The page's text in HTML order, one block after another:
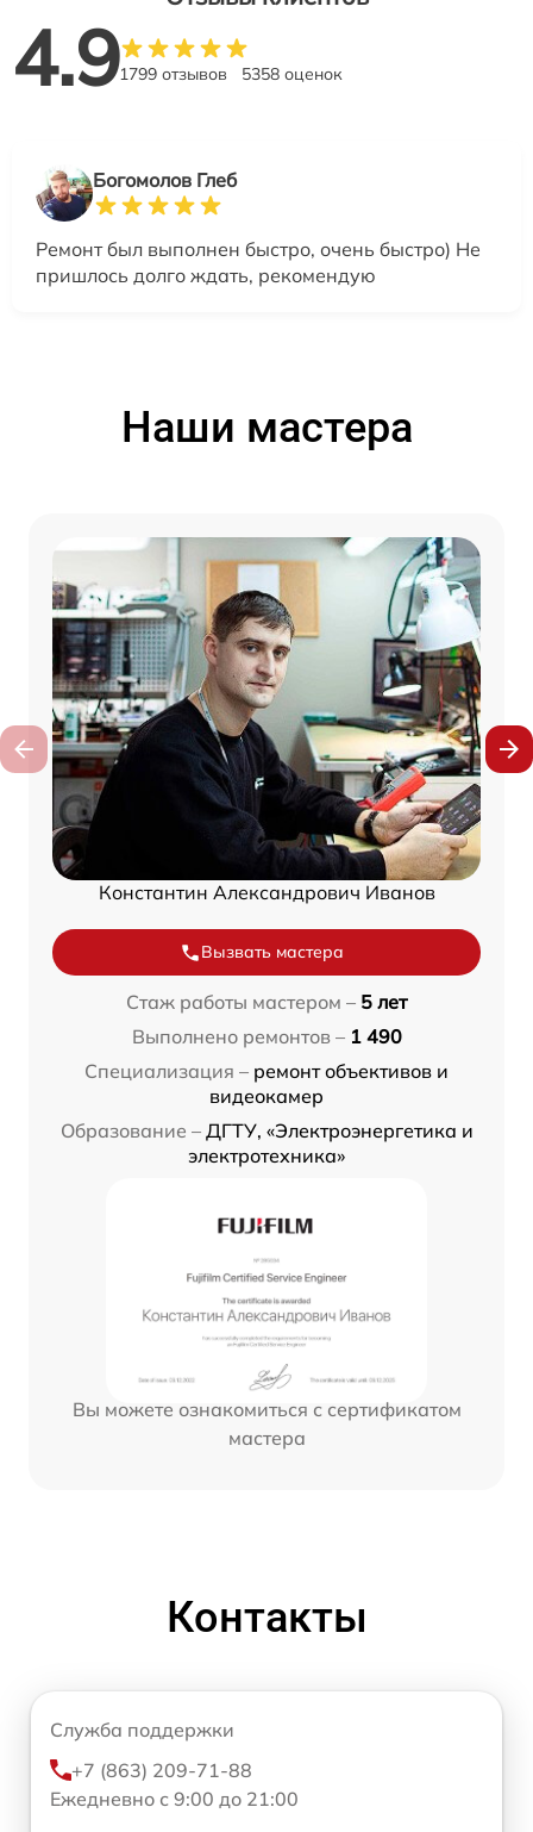
4.91799 отзывов 5358 оценок
Богомолов Глеб
Ремонт был выполнен быстро, очень быстро) Не
пришлось долго ждать, рекомендую
Наши мастера
Константин Александрович Иванов
Вызвать мастера
Стаж работы мастером – 5 лет
Выполнено ремонтов – 1 490
Специализация – ремонт объективов и
видеокамер
Образование – ДГТУ, «Электроэнергетика и
электротехника»
Вы можете ознакомиться с сертификатом
мастера
Контакты
Служба поддержки
+7 (863) 209-71-88
Ежедневно с 9:00 до 21:00